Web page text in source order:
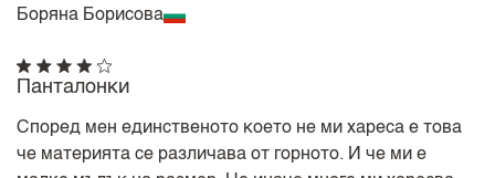
Боряна Борисова
Панталонки
Според мен единственото което не ми хареса е това
че материята се различава от горното. И че ми е